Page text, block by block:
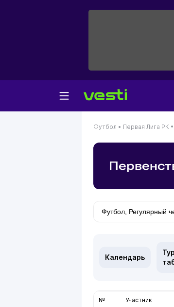
Футбол • Первая Лига РК •
Календарь
№ Участник